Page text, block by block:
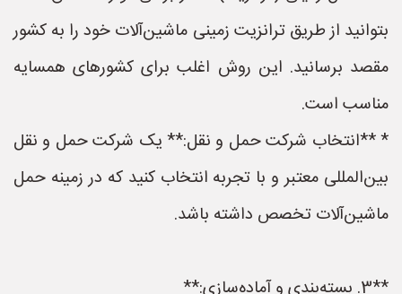
بتوانید از طریق ترانزیت زمینی ماشین‌آلات خود را به کشور
مقصد برسانید. این روش اغلب برای کشورهای همسایه
مناسب است.
* **انتخاب شرکت حمل و نقل:** یک شرکت حمل و نقل
بین‌المللی معتبر و با تجربه انتخاب کنید که در زمینه حمل
ماشین‌آلات تخصص داشته باشد.
**3. بسته‌بندی و آماده‌سازی:**